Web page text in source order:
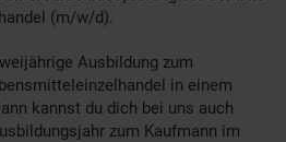
(m/w/d).
Ausbildung zum
in einem
kannst du dich bei uns auch
zum Kaufmann im